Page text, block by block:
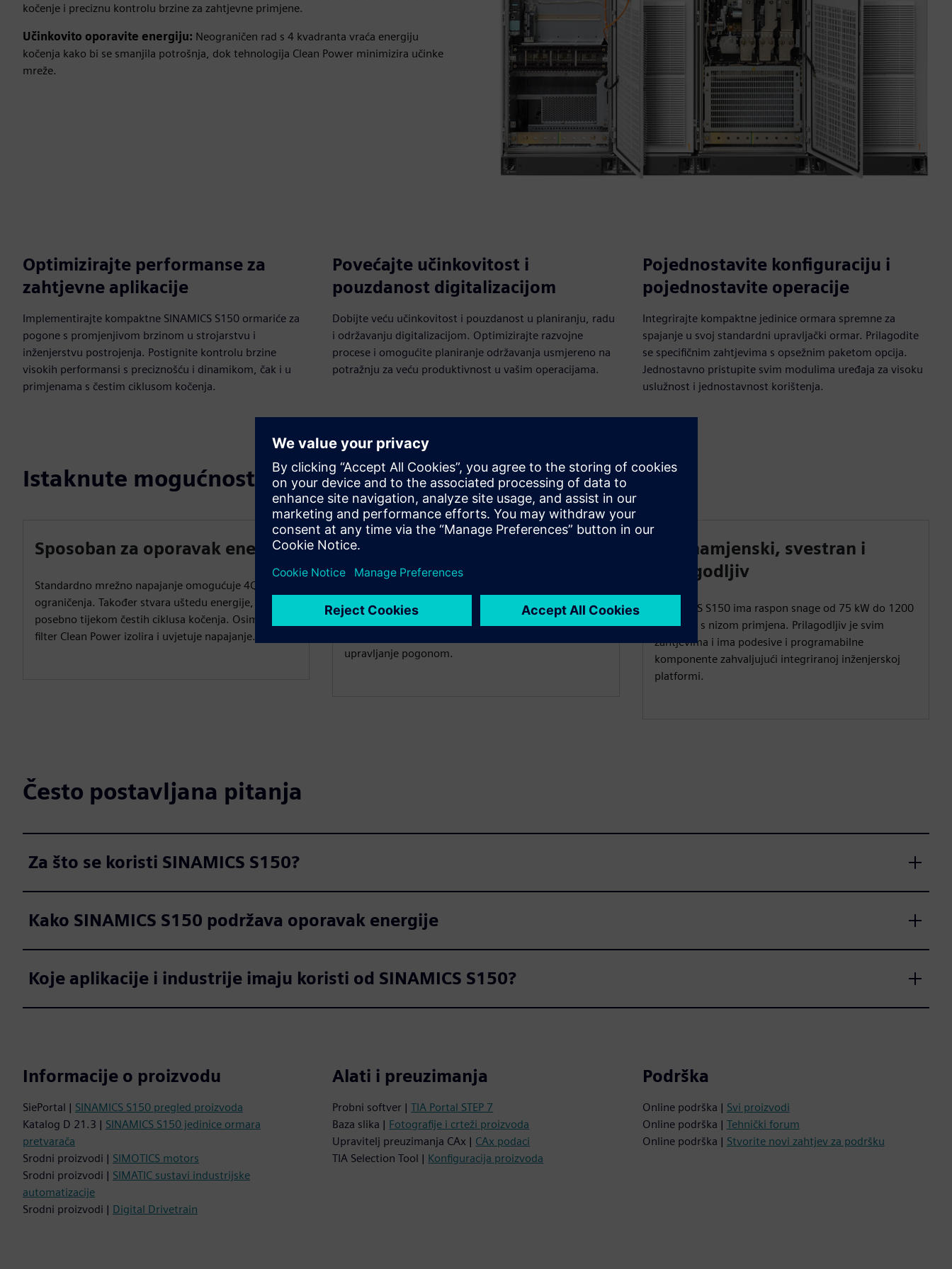
kočenje i preciznu kontrolu brzine za zahtjevne primjene.
Učinkovito oporavite energiju: Neograničen rad s 4 kvadranta vraća energiju
kočenja kako bi se smanjila potrošnja, dok tehnologija Clean Power minimizira učinke
mreže.
Optimizirajte performanse za
zahtjevne aplikacije
Implementirajte kompaktne SINAMICS S150 ormariće za
pogone s promjenjivom brzinom u strojarstvu i
inženjerstvu postrojenja. Postignite kontrolu brzine
visokih performansi s preciznošću i dinamikom, čak i u
primjenama s čestim ciklusom kočenja.
Povećajte učinkovitost i
pouzdanost digitalizacijom
Dobijte veću učinkovitost i pouzdanost u planiranju, radu
i održavanju digitalizacijom. Optimizirajte razvojne
procese i omogućite planiranje održavanja usmjereno na
potražnju za veću produktivnost u vašim operacijama.
Pojednostavite konfiguraciju i
pojednostavite operacije
Integrirajte kompaktne jedinice ormara spremne za
spajanje u svoj standardni upravljački ormar. Prilagodite
se specifičnim zahtjevima s opsežnim paketom opcija.
Jednostavno pristupite svim modulima uređaja za visoku
uslužnost i jednostavnost korištenja.
Istaknute mogućnosti
Sposoban za oporavak energije
Standardno mrežno napajanje omogućuje 4Q rad bez
ograničenja. Također stvara uštedu energije,
posebno tijekom čestih ciklusa kočenja. Osim toga,
filter Clean Power izolira i uvjetuje napajanje.
Izuzetno dinamičan
u zahtjevnim primjenama, poput visoko dinamičkih
operacija kočenja. Čak i bez enkodera, postignite
upravljanje pogonom.
Višenamjenski, svestran i
prilagodljiv
SINAMICS S150 ima raspon snage od 75 kW do 1200
kW i radi s nizom primjena. Prilagodljiv je svim
zahtjevima i ima podesive i programabilne
komponente zahvaljujući integriranoj inženjerskoj
platformi.
Često postavljana pitanja
Za što se koristi SINAMICS S150?
Kako SINAMICS S150 podržava oporavak energije
Koje aplikacije i industrije imaju koristi od SINAMICS S150?
Informacije o proizvodu
SiePortal | SINAMICS S150 pregled proizvoda
Katalog D 21.3 | SINAMICS S150 jedinice ormara
pretvarača
Srodni proizvodi | SIMOTICS motors
Srodni proizvodi | SIMATIC sustavi industrijske
automatizacije
Srodni proizvodi | Digital Drivetrain
Alati i preuzimanja
Probni softver |TIA Portal STEP 7
Baza slika | Fotografije i crteži proizvoda
Upravitelj preuzimanja CAx | CAx podaci
TIA Selection Tool | Konfiguracija proizvoda
Podrška
Online podrška | Svi proizvodi
Online podrška | Tehnički forum
Online podrška | Stvorite novi zahtjev za podršku